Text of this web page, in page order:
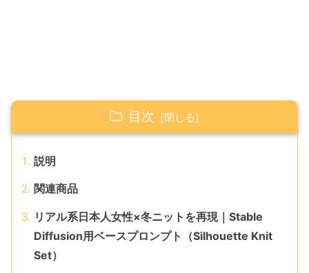
目次
説明
関連商品
リアル系日本人女性×冬ニットを再現｜Stable
Diffusion用ベースプロンプト（Silhouette Knit
Set）